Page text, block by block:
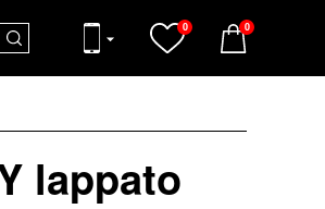
0 0
lappato